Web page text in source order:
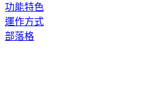
功能特色
運作方式
部落格